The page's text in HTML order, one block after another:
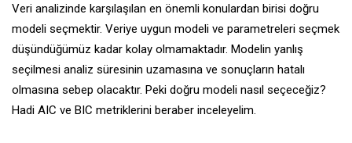
Veri analizinde karşılaşılan en önemli konulardan birisi doğru
modeli seçmektir. Veriye uygun modeli ve parametreleri seçmek
düşündüğümüz kadar kolay olmamaktadır. Modelin yanlış
seçilmesi analiz süresinin uzamasına ve sonuçların hatalı
olmasına sebep olacaktır. Peki doğru modeli nasıl seçeceğiz?
Hadi AIC ve BIC metriklerini beraber inceleyelim.